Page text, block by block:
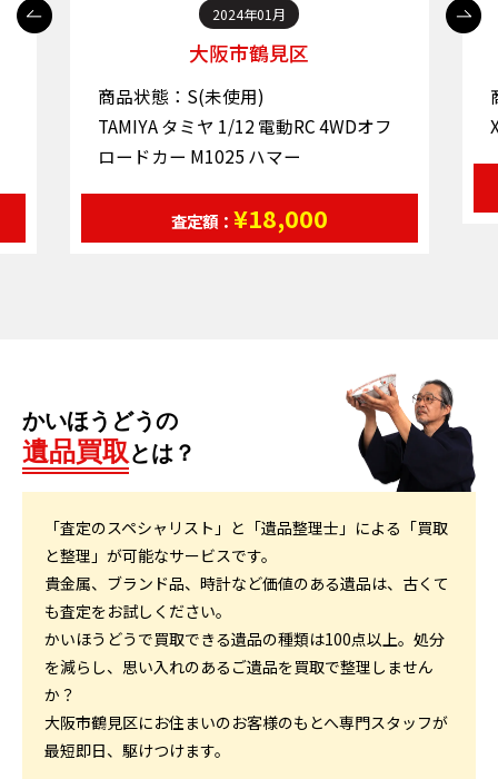
2024年01月
大阪市鶴見区
商品状態：S(未使用)
TAMIYA タミヤ 1/12 電動RC 4WDオフ
ロードカー M1025 ハマー
査定額： ¥18,000
かいほうどうの
遺品買取 とは？
「査定のスペシャリスト」と「遺品整理士」による「買取
と整理」が可能なサービスです。
貴金属、ブランド品、時計など価値のある遺品は、古くて
も査定をお試しください。
かいほうどうで買取できる遺品の種類は100点以上。処分
を減らし、思い入れのあるご遺品を買取で整理しません
か？
大阪市鶴見区にお住まいのお客様のもとへ専門スタッフが
最短即日、駆けつけます。